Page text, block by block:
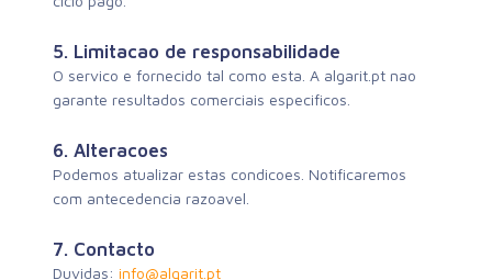
5. Limitacao de responsabilidade
O servico e fornecido tal como esta. A algarit.pt nao
garante resultados comerciais especificos.
6. Alteracoes
Podemos atualizar estas condicoes. Notificaremos
com antecedencia razoavel.
7. Contacto
Duvidas: info@algarit.pt